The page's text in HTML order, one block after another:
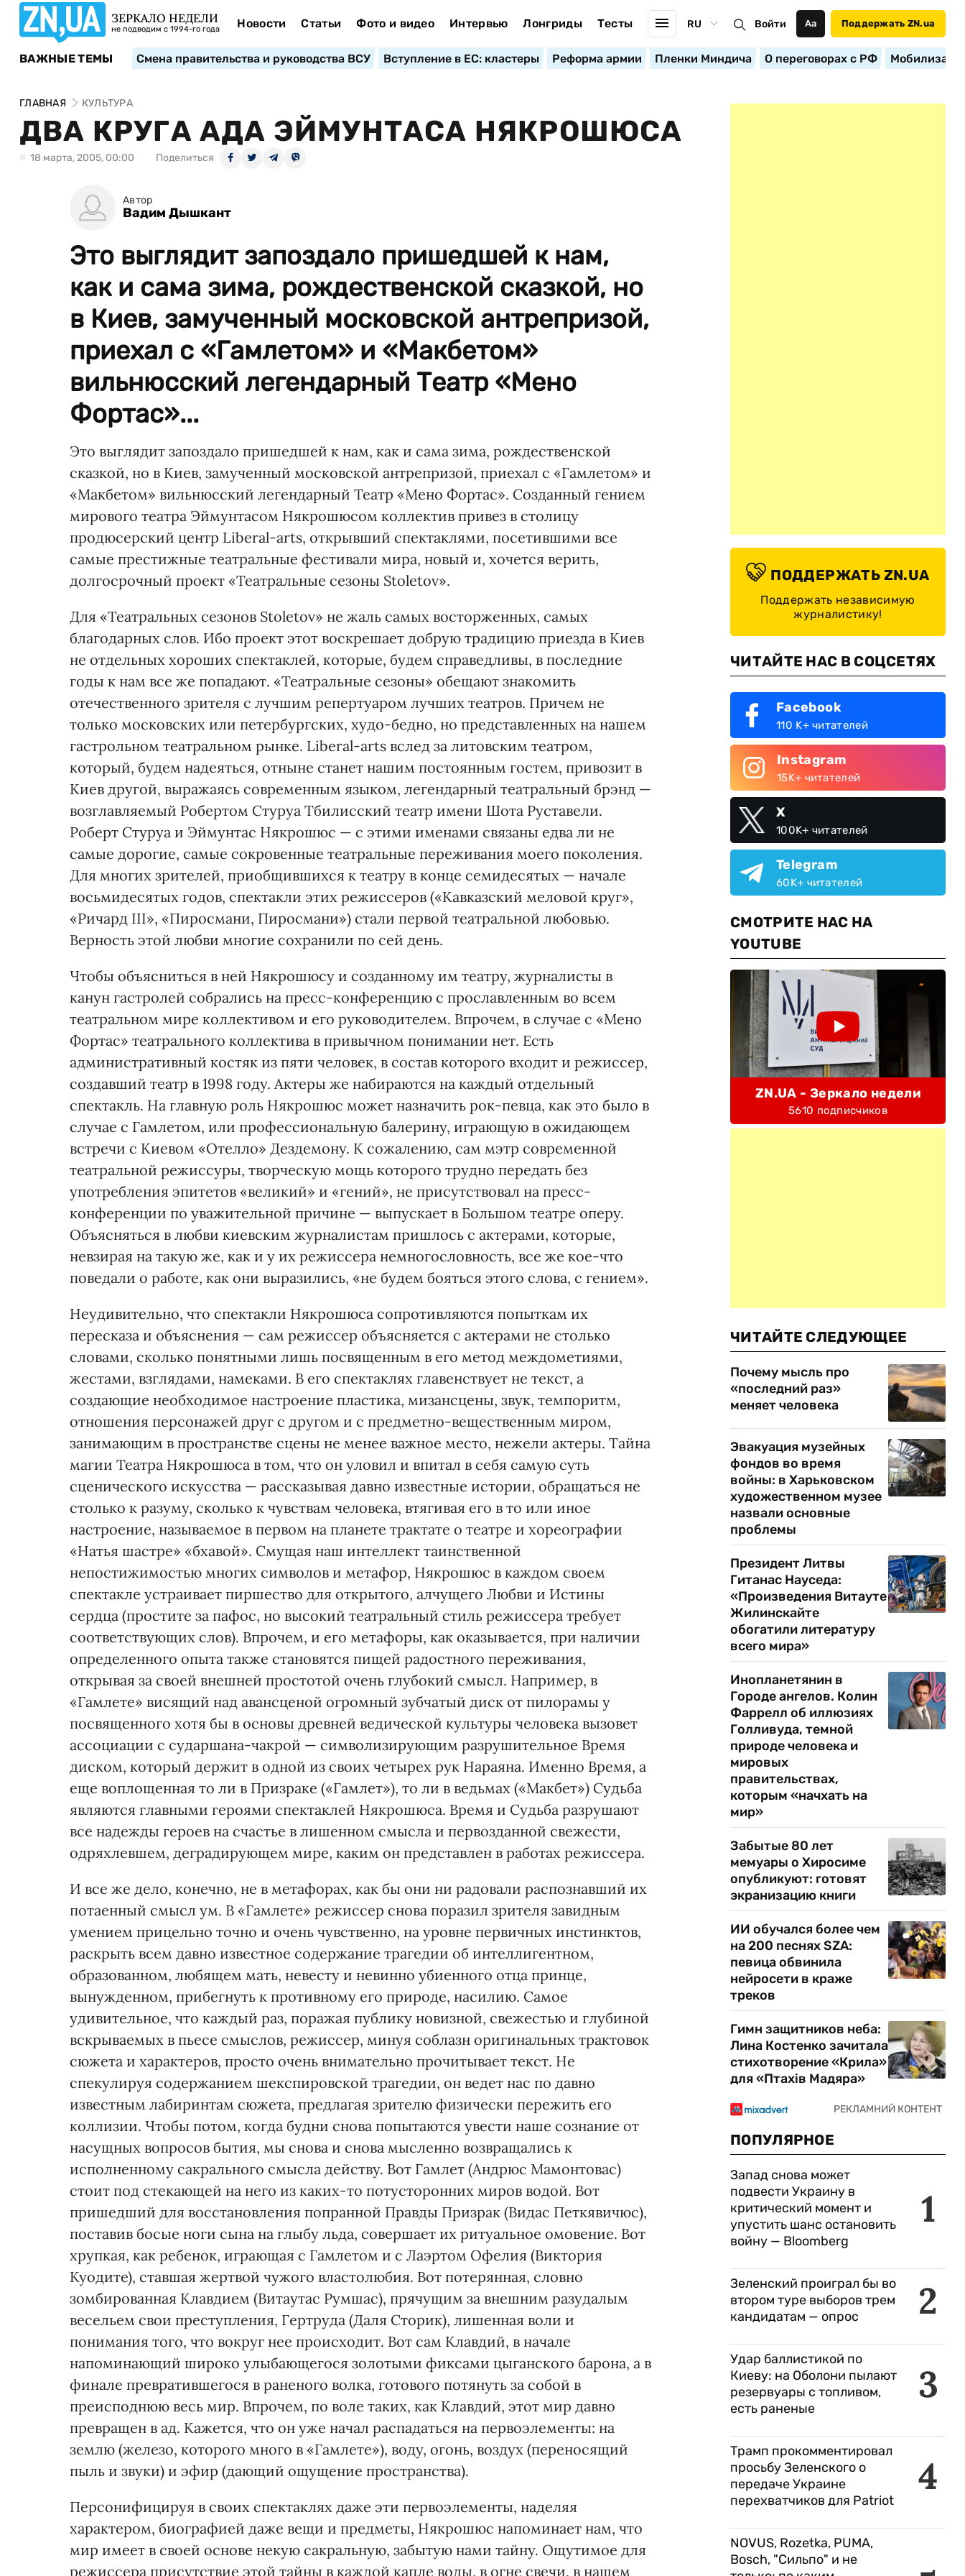
ЗЕРКАЛО НЕДЕЛИ
не подводим с 1994-го года Новости Статьи Фото и видео Интервью Лонгриды Тесты RU Войти Аа Поддержать ZN.ua
ВАЖНЫЕ ТЕМЫ Смена правительства и руководства ВСУ Вступление в ЕС: кластеры Реформа армии Пленки Миндича О переговорах с РФ
ГЛАВНАЯ КУЛЬТУРА
ДВА КРУГА АДА ЭЙМУНТАСА НЯКРОШЮСА
18 марта, 2005, 00:00 Поделиться
Автор
Вадим Дышкант
Это выглядит запоздало пришедшей к нам,
как и сама зима, рождественской сказкой, но
в Киев, замученный московской антрепризой,
приехал с «Гамлетом» и «Макбетом»
вильнюсский легендарный Театр «Мено
Фортас»...
Это выглядит запоздало пришедшей к нам, как и сама зима, рождественской
сказкой, но в Киев, замученный московской антрепризой, приехал с «Гамлетом» и
«Макбетом» вильнюсский легендарный Театр «Мено Фортас». Созданный гением
мирового театра Эймунтасом Някрошюсом коллектив привез в столицу
продюсерский центр Liberal-arts, открывший спектаклями, посетившими все
самые престижные театральные фестивали мира, новый и, хочется верить,
долгосрочный проект «Театральные сезоны Stoletov».
Для «Театральных сезонов Stoletov» не жаль самых восторженных, самых
благодарных слов. Ибо проект этот воскрешает добрую традицию приезда в Киев
не отдельных хороших спектаклей, которые, будем справедливы, в последние
годы к нам все же попадают. «Театральные сезоны» обещают знакомить
отечественного зрителя с лучшим репертуаром лучших театров. Причем не
только московских или петербургских, худо-бедно, но представленных на нашем
гастрольном театральном рынке. Liberal-arts вслед за литовским театром,
который, будем надеяться, отныне станет нашим постоянным гостем, привозит в
Киев другой, выражаясь современным языком, легендарный театральный брэнд —
возглавляемый Робертом Стуруа Тбилисский театр имени Шота Руставели.
Роберт Стуруа и Эймунтас Някрошюс — с этими именами связаны едва ли не
самые дорогие, самые сокровенные театральные переживания моего поколения.
Для многих зрителей, приобщившихся к театру в конце семидесятых — начале
восьмидесятых годов, спектакли этих режиссеров («Кавказский меловой круг»,
«Ричард ІІІ», «Пиросмани, Пиросмани») стали первой театральной любовью.
Верность этой любви многие сохранили по сей день.
Чтобы объясниться в ней Някрошюсу и созданному им театру, журналисты в
канун гастролей собрались на пресс-конференцию с прославленным во всем
театральном мире коллективом и его руководителем. Впрочем, в случае с «Мено
Фортас» театрального коллектива в привычном понимании нет. Есть
административный костяк из пяти человек, в состав которого входит и режиссер,
создавший театр в 1998 году. Актеры же набираются на каждый отдельный
спектакль. На главную роль Някрошюс может назначить рок-певца, как это было в
случае с Гамлетом, или профессиональную балерину, играющую в ожидающем
встречи с Киевом «Отелло» Дездемону. К сожалению, сам мэтр современной
театральной режиссуры, творческую мощь которого трудно передать без
употребления эпитетов «великий» и «гений», не присутствовал на пресс-
конференции по уважительной причине — выпускает в Большом театре оперу.
Объясняться в любви киевским журналистам пришлось с актерами, которые,
невзирая на такую же, как и у их режиссера немногословность, все же кое-что
поведали о работе, как они выразились, «не будем бояться этого слова, с гением».
Неудивительно, что спектакли Някрошюса сопротивляются попыткам их
пересказа и объяснения — сам режиссер объясняется с актерами не столько
словами, сколько понятными лишь посвященным в его метод междометиями,
жестами, взглядами, намеками. В его спектаклях главенствует не текст, а
создающие необходимое настроение пластика, мизансцены, звук, темпоритм,
отношения персонажей друг с другом и с предметно-вещественным миром,
занимающим в пространстве сцены не менее важное место, нежели актеры. Тайна
магии Театра Някрошюса в том, что он уловил и впитал в себя самую суть
сценического искусства — рассказывая давно известные истории, обращаться не
столько к разуму, сколько к чувствам человека, втягивая его в то или иное
настроение, называемое в первом на планете трактате о театре и хореографии
«Натья шастре» «бхавой». Смущая наш интеллект таинственной
непостижимостью многих символов и метафор, Някрошюс в каждом своем
спектакле устраивает пиршество для открытого, алчущего Любви и Истины
сердца (простите за пафос, но высокий театральный стиль режиссера требует
соответствующих слов). Впрочем, и его метафоры, как оказывается, при наличии
определенного опыта также становятся пищей радостного переживания,
открывая за своей внешней простотой очень глубокий смысл. Например, в
«Гамлете» висящий над авансценой огромный зубчатый диск от пилорамы у
посвященного хотя бы в основы древней ведической культуры человека вызовет
ассоциации с сударшана-чакрой — символизирующим разрушительное Время
диском, который держит в одной из своих четырех рук Нараяна. Именно Время, а
еще воплощенная то ли в Призраке («Гамлет»), то ли в ведьмах («Макбет») Судьба
являются главными героями спектаклей Някрошюса. Время и Судьба разрушают
все надежды героев на счастье в лишенном смысла и первозданной свежести,
одряхлевшем, деградирующем мире, каким он представлен в работах режиссера.
И все же дело, конечно, не в метафорах, как бы они ни радовали распознавший их
потаенный смысл ум. В «Гамлете» режиссер снова поразил зрителя завидным
умением прицельно точно и очень чувственно, на уровне первичных инстинктов,
раскрыть всем давно известное содержание трагедии об интеллигентном,
образованном, любящем мать, невесту и невинно убиенного отца принце,
вынужденном, прибегнуть к противному его природе, насилию. Самое
удивительное, что каждый раз, поражая публику новизной, свежестью и глубиной
вскрываемых в пьесе смыслов, режиссер, минуя соблазн оригинальных трактовок
сюжета и характеров, просто очень внимательно прочитывает текст. Не
спекулируя содержанием шекспировской трагедии, он ведет нас по давно
известным лабиринтам сюжета, предлагая зрителю физически пережить его
коллизии. Чтобы потом, когда будни снова попытаются увести наше сознание от
насущных вопросов бытия, мы снова и снова мысленно возвращались к
исполненному сакрального смысла действу. Вот Гамлет (Андрюс Мамонтовас)
стоит под стекающей на него из каких-то потусторонних миров водой. Вот
пришедший для восстановления попранной Правды Призрак (Видас Петкявичюс),
поставив босые ноги сына на глыбу льда, совершает их ритуальное омовение. Вот
хрупкая, как ребенок, играющая с Гамлетом и с Лаэртом Офелия (Виктория
Куодите), ставшая жертвой чужого властолюбия. Вот потерянная, словно
зомбированная Клавдием (Витаутас Румшас), прячущим за внешним разудалым
весельем свои преступления, Гертруда (Даля Сторик), лишенная воли и
понимания того, что вокруг нее происходит. Вот сам Клавдий, в начале
напоминающий широко улыбающегося золотыми фиксами цыганского барона, а в
финале превратившегося в раненого волка, готового потянуть за собой в
преисподнюю весь мир. Впрочем, по воле таких, как Клавдий, этот мир давно
превращен в ад. Кажется, что он уже начал распадаться на первоэлементы: на
землю (железо, которого много в «Гамлете»), воду, огонь, воздух (переносящий
пыль и звуки) и эфир (дающий ощущение пространства).
Персонифицируя в своих спектаклях даже эти первоэлементы, наделяя
характером, биографией даже вещи и предметы, Някрошюс напоминает нам, что
мир имеет в своей основе некую сакральную, забытую нами тайну. Ощутимое для
режиссера присутствие этой тайны в каждой капле воды, в огне свечи, в нашем
ПОДДЕРЖАТЬ ZN.UA
Поддержать независимую
журналистику!
ЧИТАЙТЕ НАС В СОЦСЕТЯХ
Facebook
110 K+ читателей
Instagram
15K+ читателей
X
100K+ читателей
Telegram
60K+ читателей
СМОТРИТЕ НАС НА
YOUTUBE
ZN.UA - Зеркало недели
5610 подписчиков
ЧИТАЙТЕ СЛЕДУЮЩЕЕ
Почему мысль про
«последний раз»
меняет человека
Эвакуация музейных
фондов во время
войны: в Харьковском
художественном музее
назвали основные
проблемы
Президент Литвы
Гитанас Науседа:
«Произведения Витауте
Жилинскайте
обогатили литературу
всего мира»
Инопланетянин в
Городе ангелов. Колин
Фаррелл об иллюзиях
Голливуда, темной
природе человека и
мировых
правительствах,
которым «начхать на
мир»
Забытые 80 лет
мемуары о Хиросиме
опубликуют: готовят
экранизацию книги
ИИ обучался более чем
на 200 песнях SZA:
певица обвинила
нейросети в краже
треков
Гимн защитников неба:
Лина Костенко зачитала
стихотворение «Крила»
для «Птахів Мадяра»
ПОПУЛЯРНОЕ
1
Запад снова может
подвести Украину в
критический момент и
упустить шанс остановить
войну — Bloomberg
2
Зеленский проиграл бы во
втором туре выборов трем
кандидатам — опрос
3
Удар баллистикой по
Киеву: на Оболони пылают
резервуары с топливом,
есть раненые
4
Трамп прокомментировал
просьбу Зеленского о
передаче Украине
перехватчиков для Patriot
NOVUS, Rozetka, PUMA,
Bosch, "Сильпо" и не